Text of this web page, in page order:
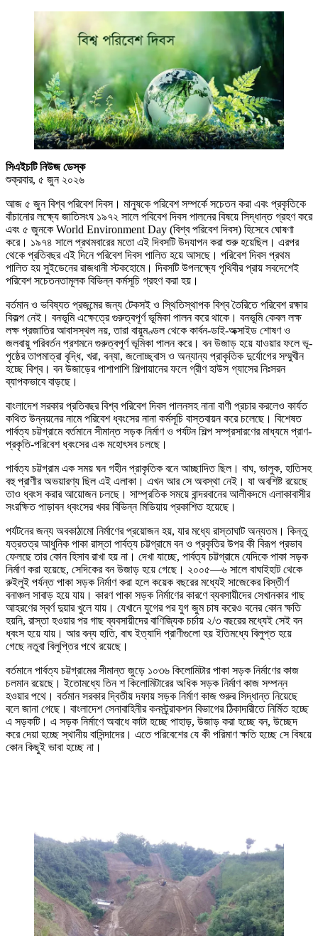
সিএইচটি নিউজ ডেস্ক
শুক্রবার, ৫ জুন ২০২৬
আজ ৫ জুন বিশ্ব পরিবেশ দিবস। মানুষকে পরিবেশ সম্পর্কে সচেতন করা এবং প্রকৃতিকে
বাঁচানোর লক্ষ্যে জাতিসংঘ ১৯৭২ সালে পবিবেশ দিবস পালনের বিষয়ে সিদ্ধান্ত গ্রহণ করে
এবং ৫ জুনকে World Environment Day (বিশ্ব পরিবেশ দিবস) হিসেবে ঘোষণা
করে। ১৯৭৪ সালে প্রথমবারের মতো এই দিবসটি উদযাপন করা শুরু হয়েছিল। এরপর
থেকে প্রতিবছর এই দিনে পরিবেশ দিবস পালিত হয়ে আসছে। পরিবেশ দিবস প্রথম
পালিত হয় সুইডেনের রাজধানী স্টকহোমে। দিবসটি উপলক্ষ্যে পৃথিবীর প্রায় সবদেশেই
পরিবেশ সচেতনতামূলক বিভিন্ন কর্মসূচি গ্রহণ করা হয়।
বর্তমান ও ভবিষ্যত প্রজন্মের জন্য টেকসই ও স্থিতিস্থাপক বিশ্ব তৈরিতে পরিবেশ রক্ষার
বিকল্প নেই। বনভূমি এক্ষেত্রে গুরুত্বপূর্ণ ভূমিকা পালন করে থাকে। বনভূমি কেবল লক্ষ
লক্ষ প্রজাতির আবাসস্থল নয়, তারা বায়ুমণ্ডল থেকে কার্বন-ডাই-অক্সাইড শোষণ ও
জলবায়ু পরিবর্তন প্রশমনে গুরুত্বপূর্ণ ভূমিকা পালন করে। বন উজাড় হয়ে যাওয়ার ফলে ভূ-
পৃষ্ঠের তাপমাত্রা বৃদ্ধি, খরা, বন্যা, জলোচ্ছ্বাস ও অন্যান্য প্রাকৃতিক দুর্যোগের সম্মুখীন
হচ্ছে বিশ্ব। বন উজাড়ের পাশাপাশি শিল্পায়ানের ফলে গ্রীণ হাউস গ্যাসের নিঃসরন
ব্যাপকভাবে বাড়ছে।
বাংলাদেশ সরকার প্রতিবছর বিশ্ব পরিবেশ দিবস পালনসহ নানা বাণী প্রচার করলেও কার্যত
কথিত উন্নয়নের নামে পরিবেশ ধ্বংসের নানা কর্মসূচি বাস্তবায়ন করে চলেছে। বিশেষত
পার্বত্য চট্টগ্রামে বর্তমানে সীমান্ত সড়ক নির্মাণ ও পর্যটন শিল্প সম্প্রসারণের মাধ্যমে প্রাণ-
প্রকৃতি-পরিবেশ ধ্বংসের এক মহোৎসব চলছে।
পার্বত্য চট্টগ্রাম এক সময় ঘন গহীন প্রাকৃতিক বনে আচ্ছাদিত ছিল। বাঘ, ভালুক, হাতিসহ
বহু প্রাণীর অভয়ারণ্য ছিল এই এলাকা। এখন আর সে অবস্থা নেই। যা অবশিষ্ট রয়েছে
তাও ধ্বংস করার আয়োজন চলছে। সাম্প্রতিক সময়ে বান্দরবানের আলীকদমে এলাকাবাসীর
সংরক্ষিত পাড়াবন ধ্বংসের খবর বিভিন্ন মিডিয়ায় প্রকাশিত হয়েছে।
পর্যটনের জন্য অবকাঠামো নির্মাণের প্রয়োজন হয়, যার মধ্যে রাস্তাঘাট অন্যতম। কিন্তু
যত্রতত্র আধুনিক পাকা রাস্তা পার্বত্য চট্টগ্রামে বন ও প্রকৃতির উপর কী বিরূপ প্রভাব
ফেলছে তার কোন হিসাব রাখা হয় না। দেখা যাচ্ছে, পার্বত্য চট্টগ্রামে যেদিকে পাকা সড়ক
নির্মাণ করা হয়েছে, সেদিকের বন উজাড় হয়ে গেছে। ২০০৫—৬ সালে বাঘাইহাট থেকে
রুইলুই পর্যন্ত পাকা সড়ক নির্মাণ করা হলে কয়েক বছরের মধ্যেই সাজেকের বিস্তীর্ণ
বনাঞ্চল সাবাড় হয়ে যায়। কারণ পাকা সড়ক নির্মাণের কারণে ব্যবসায়ীদের সেখানকার গাছ
আহরণের স্বর্ণ দুয়ার খুলে যায়। যেখানে যুগের পর যুগ জুম চাষ করেও বনের কোন ক্ষতি
হয়নি, রাস্তা হওয়ার পর গাছ ব্যবসায়ীদের বাণিজ্যিক চর্চায় ২/৩ বছরের মধ্যেই সেই বন
ধ্বংস হয়ে যায়। আর বন্য হাতি, বাঘ ইত্যাদি প্রাণীগুলো হয় ইতিমধ্যে বিলুপ্ত হয়ে
গেছে নতুবা বিলুপ্তির পথে রয়েছে।
বর্তমানে পার্বত্য চট্টগ্রামের সীমান্ত জুড়ে ১০৩৬ কিলোমিটার পাকা সড়ক নির্মাণের কাজ
চলমান রয়েছে। ইতোমধ্যে তিন শ কিলোমিটারের অধিক সড়ক নির্মাণ কাজ সম্পন্ন
হওয়ার পথে। বর্তমান সরকার দ্বিতীয় দফায় সড়ক নির্মাণ কাজ শুরুর সিদ্ধান্ত নিয়েছে
বলে জানা গেছে। বাংলাদেশ সেনাবাহিনীর কনস্ট্র্রাকশন বিভাগের ঠিকাদারীতে নির্মিত হচ্ছে
এ সড়কটি। এ সড়ক নির্মাণে অবাধে কাটা হচ্ছে পাহাড়, উজাড় করা হচ্ছে বন, উচ্ছেদ
করে দেয়া হচ্ছে স্থানীয় বাসিন্দাদের। এতে পরিবেশের যে কী পরিমাণ ক্ষতি হচ্ছে সে বিষয়ে
কোন কিছুই ভাবা হচ্ছে না।